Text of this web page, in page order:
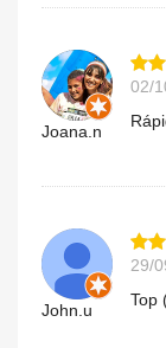
Joana.n
02/
John.u
29/
Top